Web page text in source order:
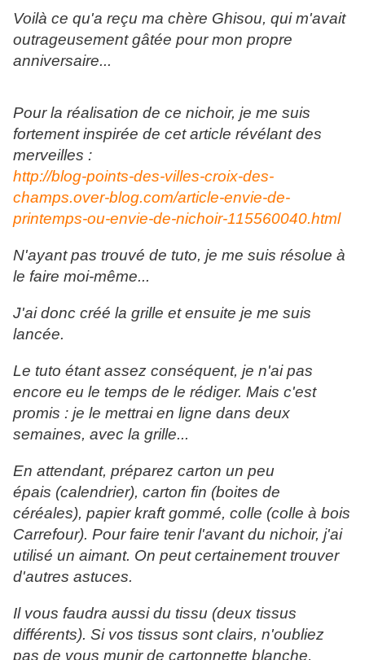
Voilà ce qu'a reçu ma chère Ghisou, qui m'avait
outrageusement gâtée pour mon propre
anniversaire...
Pour la réalisation de ce nichoir, je me suis
fortement inspirée de cet article révélant des
merveilles :
http://blog-points-des-villes-croix-des-
champs.over-blog.com/article-envie-de-
printemps-ou-envie-de-nichoir-115560040.html
N'ayant pas trouvé de tuto, je me suis résolue à
le faire moi-même...
J'ai donc créé la grille et ensuite je me suis
lancée.
Le tuto étant assez conséquent, je n'ai pas
encore eu le temps de le rédiger. Mais c'est
promis : je le mettrai en ligne dans deux
semaines, avec la grille...
En attendant, préparez carton un peu
épais (calendrier), carton fin (boites de
céréales), papier kraft gommé, colle (colle à bois
Carrefour). Pour faire tenir l'avant du nichoir, j'ai
utilisé un aimant. On peut certainement trouver
d'autres astuces.
Il vous faudra aussi du tissu (deux tissus
différents). Si vos tissus sont clairs, n'oubliez
pas de vous munir de cartonnette blanche,